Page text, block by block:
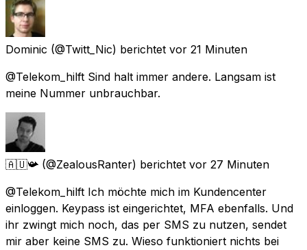
Dominic (@Twitt_Nic) berichtet vor 21 Minuten
@Telekom_hilft Sind halt immer andere. Langsam ist
meine Nummer unbrauchbar.
🇦🇺📯 (@ZealousRanter) berichtet vor 27 Minuten
@Telekom_hilft Ich möchte mich im Kundencenter
einloggen. Keypass ist eingerichtet, MFA ebenfalls. Und
ihr zwingt mich noch, das per SMS zu nutzen, sendet
mir aber keine SMS zu. Wieso funktioniert nichts bei